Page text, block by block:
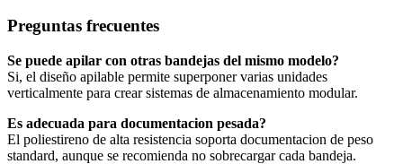
Preguntas frecuentes
Se puede apilar con otras bandejas del mismo modelo?
Si, el diseño apilable permite superponer varias unidades
verticalmente para crear sistemas de almacenamiento modular.
Es adecuada para documentacion pesada?
El poliestireno de alta resistencia soporta documentacion de peso
standard, aunque se recomienda no sobrecargar cada bandeja.